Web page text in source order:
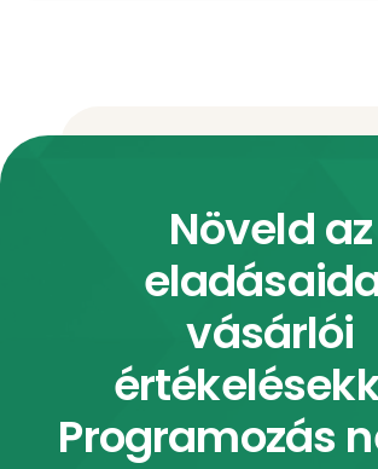
Növeld az
vásárlói
Programozás